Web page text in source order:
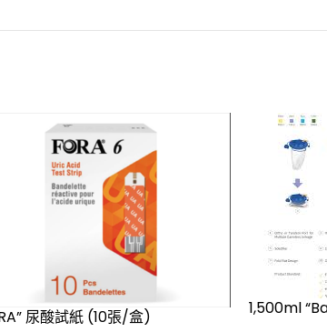
尿酸試紙 (10張/盒) 1,500ml